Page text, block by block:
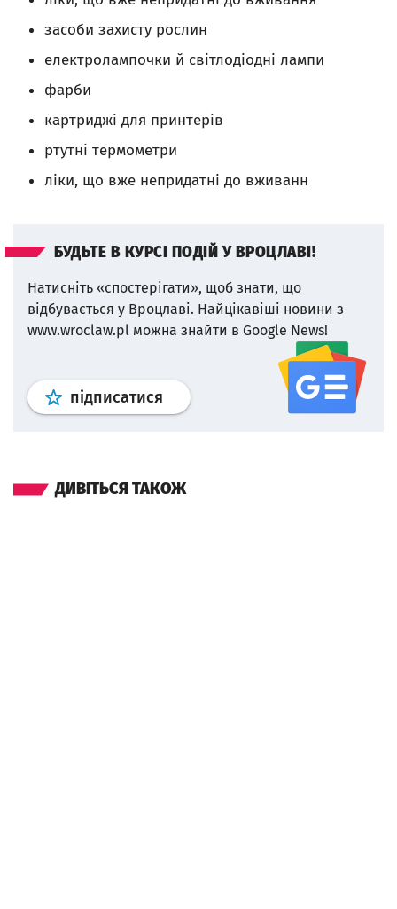
засоби захисту рослин
електролампочки й світлодіодні лампи
фарби
картриджі для принтерів
ртутні термометри
ліки, що вже непридатні до вживанн
БУДЬТЕ В КУРСІ ПОДІЙ У ВРОЦЛАВІ!
Натисніть «спостерігати», щоб знати, що
відбувається у Вроцлаві. Найцікавіші новини з
www.wroclaw.pl можна знайти в Google News!
підписатися Профіль google news
ДИВІТЬСЯ ТАКОЖ